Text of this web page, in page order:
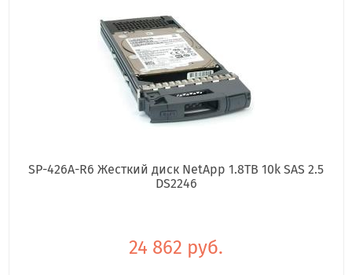
SP-426A-R6 Жесткий диск NetApp 1.8TB 10k SAS 2.5
DS2246
24 862 руб.